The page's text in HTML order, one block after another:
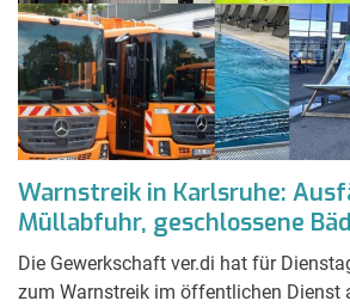
Warnstreik in Karlsruhe:
Müllabfuhr, geschlossene
Die Gewerkschaft ver.di hat für
zum Warnstreik im öffentlichen Dienst